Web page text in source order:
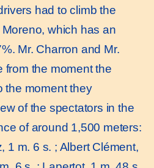
had to climb the
which has an
Mr. Charron and Mr.
from the moment the
the moment they
of the spectators in the
of around 1,500 meters:
1 m. 6 s. ; Albert Clément,